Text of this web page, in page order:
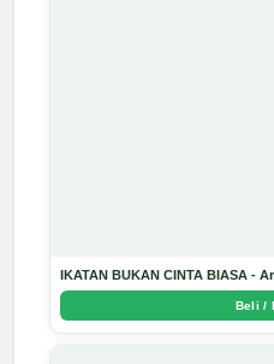
IKATAN BUKAN CINTA BIASA -
Beli /